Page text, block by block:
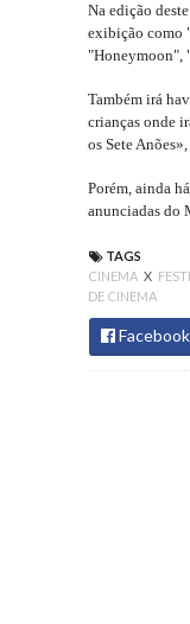
Na edição
exibição como
"Honeymoon",
Também irá
crianças onde
os Sete
Porém, ainda
anunciadas do
TAGS
CINEMA X
DE CINEMA
Facebook